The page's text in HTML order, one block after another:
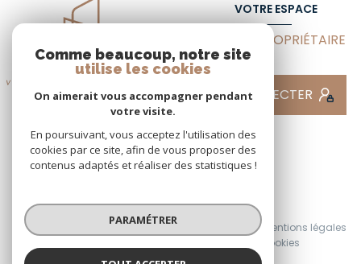
VOTRE ESPACE
ESPACE PROPRIÉTAIRE
SE CONNECTER
© 2026 | Tous droits réservés
Nos honoraires
Nos partenaires
Mentions légales
Cookies
Comme beaucoup, notre site
utilise les cookies
On aimerait vous accompagner pendant
votre visite.
En poursuivant, vous acceptez l'utilisation des
cookies par ce site, afin de vous proposer des
contenus adaptés et réaliser des statistiques !
PARAMÉTRER